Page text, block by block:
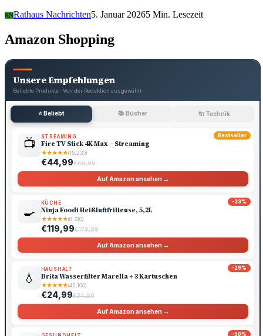
RNRathaus Nachrichten5. Januar 20265 Min. Lesezeit
Amazon Shopping
Unsere Empfehlungen
Beliebte Produkte · Von der Redaktion ausgewählt
⭐ Beliebt 📚 Bücher 🔌 Technik
Bestseller
📺 STREAMING
Fire TV Stick 4K Max – Streaming
★★★★★(15.230)
€44,99€69,99
Auf Amazon ansehen →
-33%
🍳
KÜCHE
Ninja Foodi Heißluftfritteuse, 5,2L
★★★★★(8.740)
€119,99€179,99
Auf Amazon ansehen →
-29%
💧
HAUSHALT
Brita Wasserfilter Marella + 3 Kartuschen
★★★★★(42.100)
€24,99€34,99
Auf Amazon ansehen →
-50%